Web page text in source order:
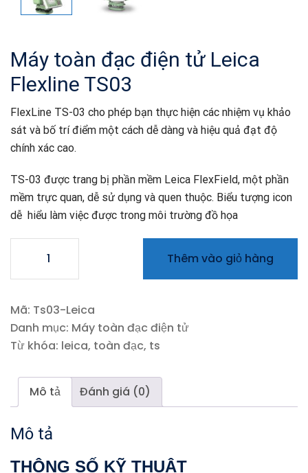
Máy toàn đạc điện tử Leica
Flexline TS03
FlexLine TS-03 cho phép bạn thực hiện các nhiệm vụ khảo
sát và bố trí điểm một cách dễ dàng và hiệu quả đạt độ
chính xác cao.
TS-03 được trang bị phần mềm Leica FlexField, một phần
mềm trực quan, dễ sử dụng và quen thuộc. Biểu tượng icon
dễ hiểu làm việc được trong môi trường đồ họa
đạc
tử
Leica
Flexline
lượng
Thêm vào giỏ hàng
Mã: Ts03-Leica
Danh mục: Máy toàn đạc điện tử
Từ khóa: leica, toàn đạc, ts
Mô tả Đánh giá (0)
Mô tả
THÔNG SỐ KỸ THUẬT